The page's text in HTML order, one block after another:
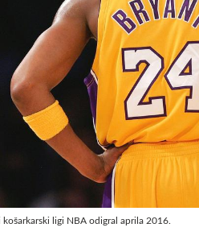
ligi NBA odigral aprila 2016.